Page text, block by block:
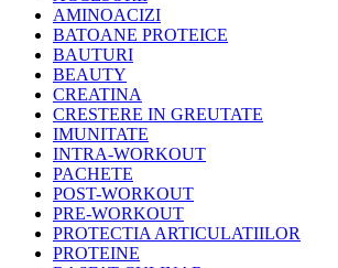
AMINOACIZI
BATOANE PROTEICE
BAUTURI
BEAUTY
CREATINA
CRESTERE IN GREUTATE
IMUNITATE
INTRA-WORKOUT
PACHETE
POST-WORKOUT
PRE-WORKOUT
PROTECTIA ARTICULATIILOR
PROTEINE